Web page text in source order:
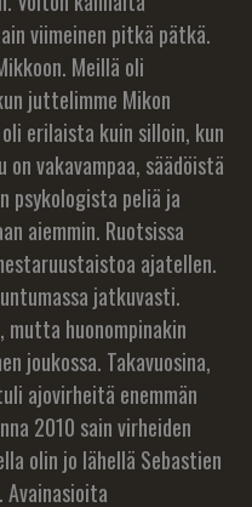
viimeinen pitkä pätkä.
Meillä oli
juttelimme Mikon
erilaista kuin silloin, kun
vakavampaa, säädöistä
psykologista peliä ja
aiemmin. Ruotsissa
ajatellen.
jatkuvasti.
huonompinakin
joukossa. Takavuosina,
ajovirheitä enemmän
2010 sain virheiden
olin jo lähellä Sebastien
Avainasioita